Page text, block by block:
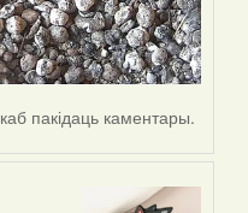
каб пакідаць каментары.